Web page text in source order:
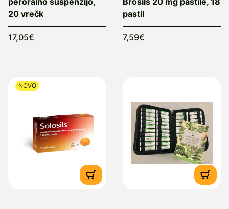
20 vrečk
17,05€
pastil
7,59€
NOVO